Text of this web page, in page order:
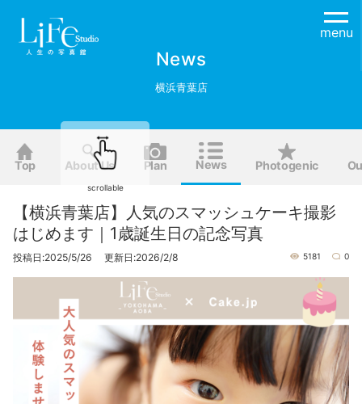
menu
News
横浜青葉店
Top About Us Plan News Photogenic
scrollable
【横浜青葉店】人気のスマッシュケーキ撮影
はじめます｜1歳誕生日の記念写真
投稿日:2025/5/26 更新日:2026/2/8 5181 0